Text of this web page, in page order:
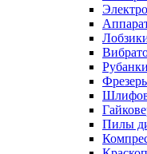
Рубанки
Пилы